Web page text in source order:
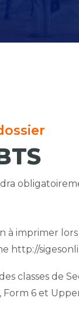
à imprimer
http://
classes de
Form 6 et